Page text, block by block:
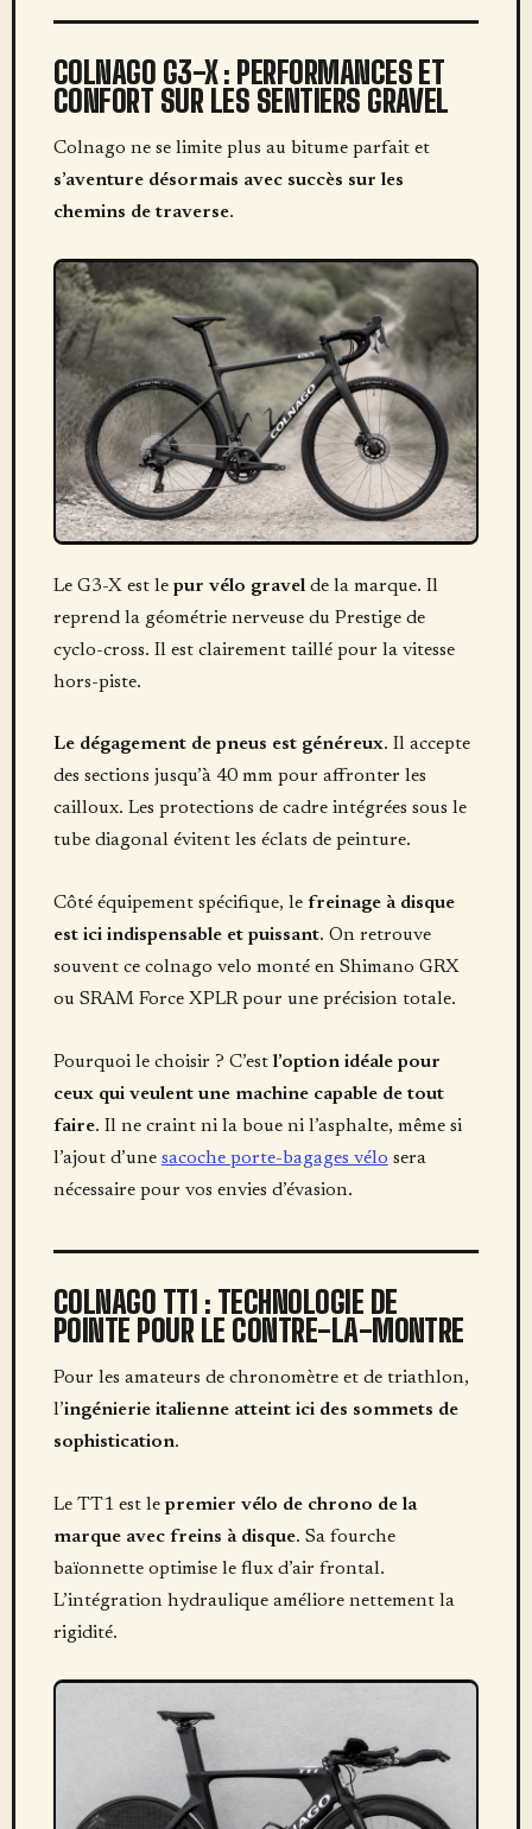
COLNAGO G3-X : PERFORMANCES ET
CONFORT SUR LES SENTIERS GRAVEL
Colnago ne se limite plus au bitume parfait et
s’aventure désormais avec succès sur les
chemins de traverse.
Le G3-X est le pur vélo gravelde la marque. Il
reprend la géométrie nerveuse du Prestige de
cyclo-cross. Il est clairement taillé pour la vitesse
hors-piste.
Le dégagement de pneus est généreux. Il accepte
des sections jusqu’à 40 mm pour affronter les
cailloux. Les protections de cadre intégrées sous le
tube diagonal évitent les éclats de peinture.
Côté équipement spécifique, le freinage à disque
est ici indispensable et puissant. On retrouve
souvent ce colnago velo monté en Shimano GRX
ou SRAM Force XPLR pour une précision totale.
Pourquoi le choisir ? C’est l’option idéale pour
ceux qui veulent une machine capable de tout
faire. Il ne craint ni la boue ni l’asphalte, même si
l’ajout d’une sacoche porte-bagages vélo sera
nécessaire pour vos envies d’évasion.
COLNAGO TT1 : TECHNOLOGIE DE
POINTE POUR LE CONTRE-LA-MONTRE
Pour les amateurs de chronomètre et de triathlon,
l’ingénierie italienne atteint ici des sommets de
sophistication.
Le TT1 est le premier vélo de chrono de la
marque avec freins à disque. Sa fourche
baïonnette optimise le flux d’air frontal.
L’intégration hydraulique améliore nettement la
rigidité.